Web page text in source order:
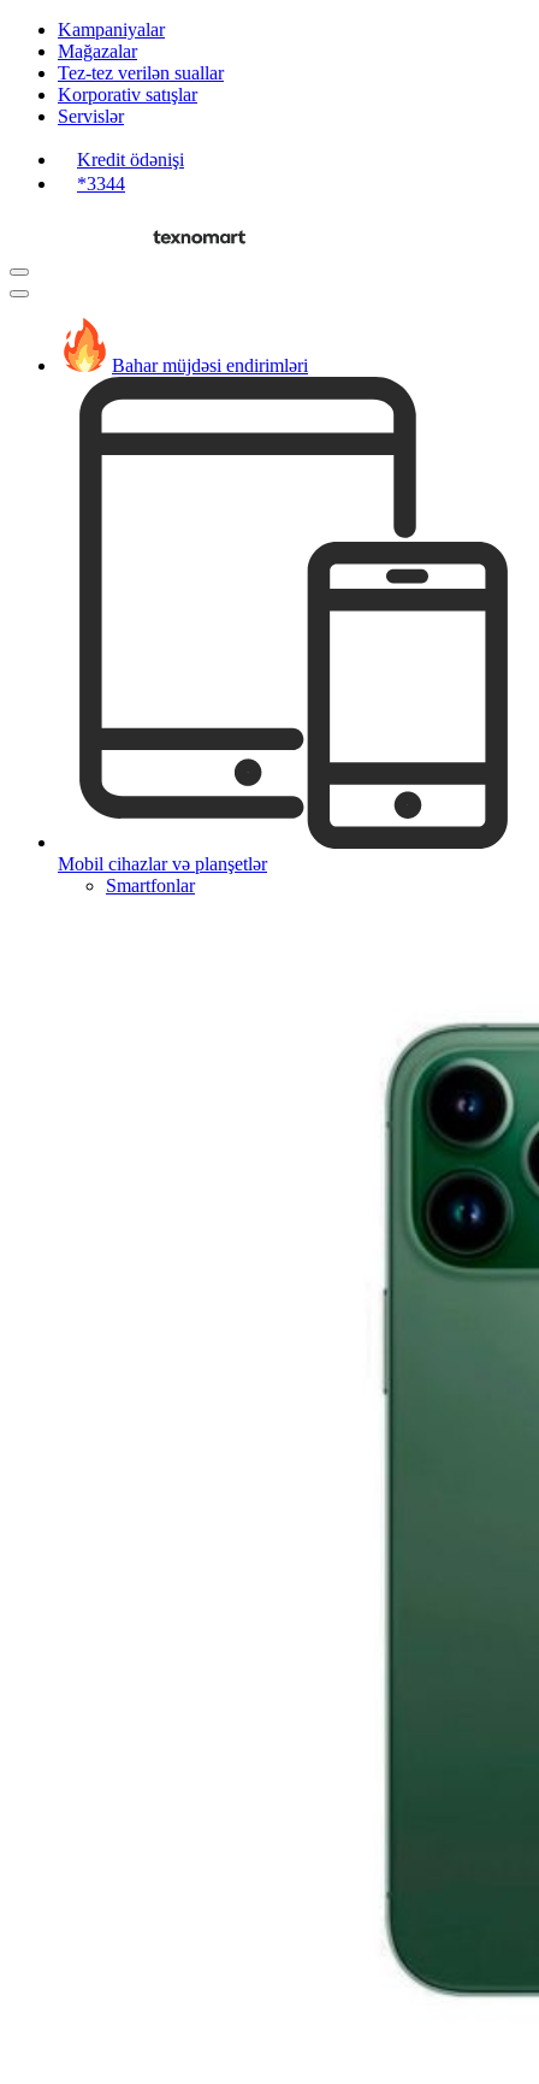
Kampaniyalar
Mağazalar
Tez-tez verilən suallar
Korporativ satışlar
Servislər
Kredit ödənişi
*3344
Bahar müjdəsi endirimləri
Mobil cihazlar və planşetlər
Smartfonlar